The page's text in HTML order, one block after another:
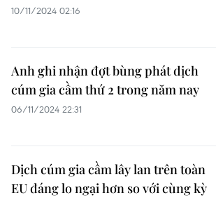
10/11/2024 02:16
Anh ghi nhận đợt bùng phát dịch
cúm gia cầm thứ 2 trong năm nay
06/11/2024 22:31
Dịch cúm gia cầm lây lan trên toàn
EU đáng lo ngại hơn so với cùng kỳ